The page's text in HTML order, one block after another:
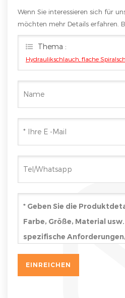
Wenn Sie interessieren sich für
möchten mehr Details erfahren.
eine Nachricht. Wir werden
antwortenThema :
Hydraulikschlauch, flache